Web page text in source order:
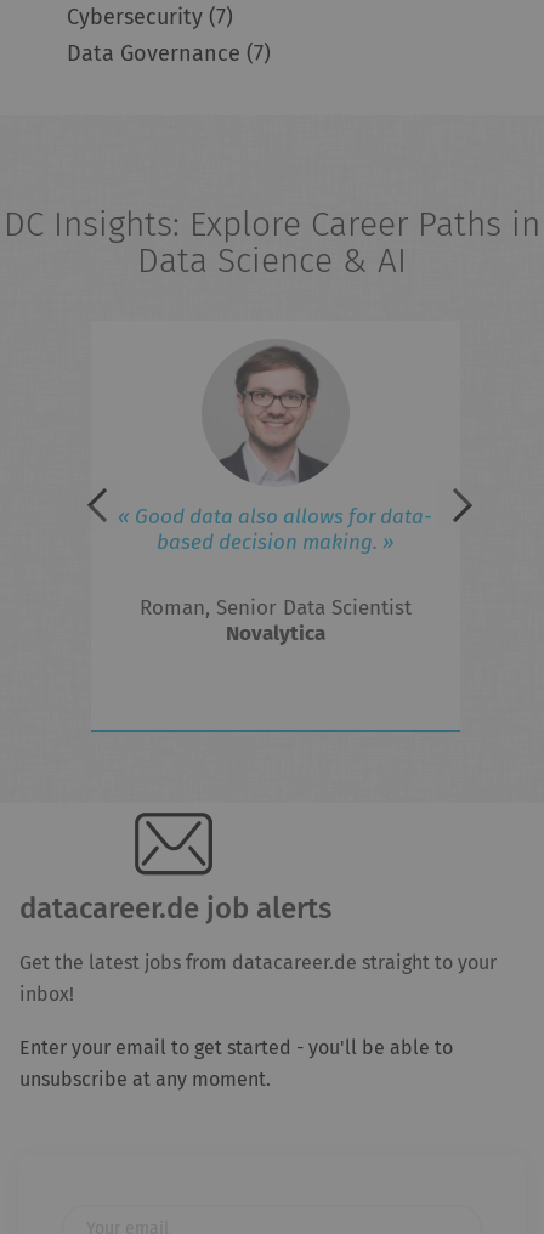
Cybersecurity (7)
Data Governance (7)
DC Insights: Explore Career Paths in
Data Science & AI
« Good data also allows for data-
based decision making. »
Roman, Senior Data Scientist
Novalytica
datacareer.de job alerts
Get the latest jobs from datacareer.de straight to your
inbox!
Enter your email to get started - you'll be able to
unsubscribe at any moment.